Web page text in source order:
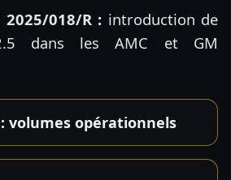
2025/018/R: introduction de
dans les AMC et GM
volumes opérationnels